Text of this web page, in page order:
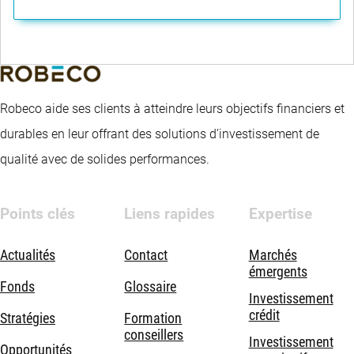
Robeco aide ses clients à atteindre leurs objectifs financiers et
durables en leur offrant des solutions d’investissement de
qualité avec de solides performances.
Points clés
Actualités
Fonds
Stratégies
Opportunités
Liens rapides
Contact
Glossaire
Formation
conseillers
Expertise
Marchés
émergents
Investissement
crédit
Investissement